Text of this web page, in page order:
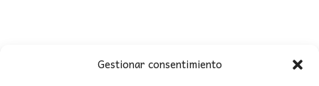
Gestionar consentimiento